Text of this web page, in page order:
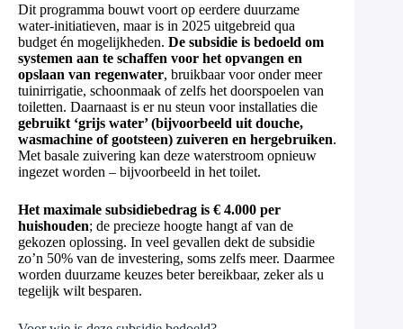
Dit programma bouwt voort op eerdere duurzame
water-initiatieven, maar is in 2025 uitgebreid qua
budget én mogelijkheden. De subsidie is bedoeld om
systemen aan te schaffen voor het opvangen en
opslaan van regenwater, bruikbaar voor onder meer
tuinirrigatie, schoonmaak of zelfs het doorspoelen van
toiletten. Daarnaast is er nu steun voor installaties die
gebruikt ‘grijs water’ (bijvoorbeeld uit douche,
wasmachine of gootsteen) zuiveren en hergebruiken.
Met basale zuivering kan deze waterstroom opnieuw
ingezet worden – bijvoorbeeld in het toilet.
Het maximale subsidiebedrag is € 4.000 per
huishouden; de precieze hoogte hangt af van de
gekozen oplossing. In veel gevallen dekt de subsidie
zo’n 50% van de investering, soms zelfs meer. Daarmee
worden duurzame keuzes beter bereikbaar, zeker als u
tegelijk wilt besparen.